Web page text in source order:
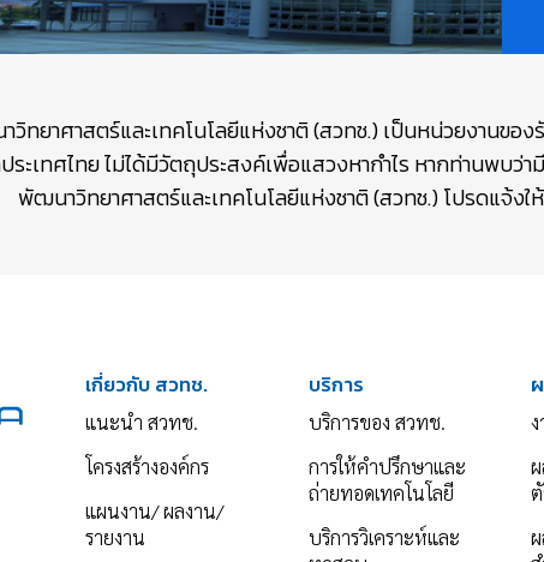
ทยาศาสตร์และเทคโนโลยีแห่งชาติ (สวทช.) เป็นหน่วยงานข
ะเทศไทย ไม่ได้มีวัตถุประสงค์เพื่อแสวงหากำไร หากท่านพบ
พัฒนาวิทยาศาสตร์และเทคโนโลยีแห่งชาติ (สวทช.) โปรดแจ้ง
เกี่ยวกับ สวทช.
แนะนำ สวทช.
โครงสร้างองค์กร
แผนงาน/ ผลงาน/
รายงาน
บริการ
บริการของ สวทช.
การให้คำปรึกษาและ
ถ่ายทอดเทคโนโลยี
บริการวิเคราะห์และ